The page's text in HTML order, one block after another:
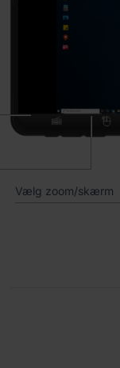
Vælg zoom/skærm